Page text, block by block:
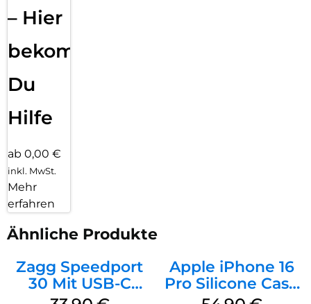
– Hier
bekommst
Du
Hilfe
ab 0,00 €
inkl. MwSt.
Mehr
erfahren
Ähnliche Produkte
Zagg Speedport
30 Mit USB-C
Kabel Weiß
Apple iPhone 16
Pro Silicone Case
MagSafe Black